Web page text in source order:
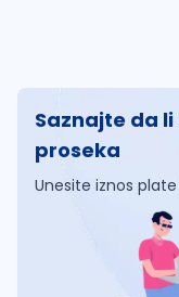
Saznajte da
proseka
Unesite iznos